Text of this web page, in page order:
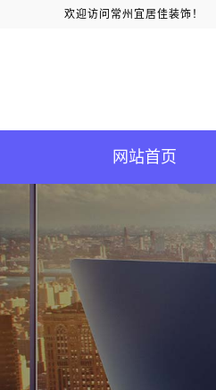
欢迎访问常州宜居佳装饰！
网站首页